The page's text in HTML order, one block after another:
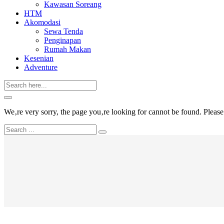
Kawasan Soreang
HTM
Akomodasi
Sewa Tenda
Penginapan
Rumah Makan
Kesenian
Adventure
We‚re very sorry, the page you‚re looking for cannot be found.